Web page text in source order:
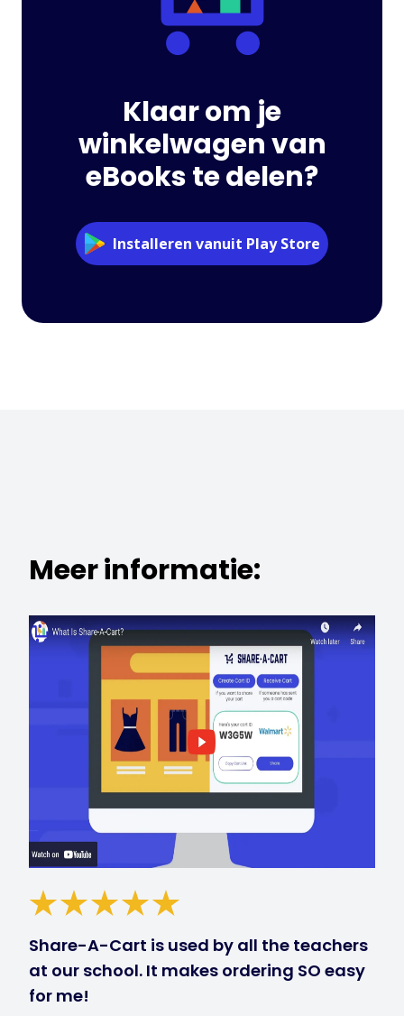
Klaar om je
winkelwagen van
eBooks te delen?
Installeren vanuit Play Store
Meer informatie:
Share-A-Cart is used by all the teachers
at our school. It makes ordering SO easy
for me!